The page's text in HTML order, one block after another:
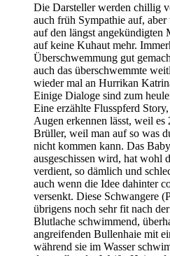
Die Darsteller werden chillig
auch früh Sympathie auf,
auf den längst angekündigten
auf keine Kuhaut mehr.
Überschwemmung gut
auch das überschwemmte
wieder mal an Hurrikan
Einige Dialoge sind zum
Eine erzählte Flusspferd
Augen erkennen lässt, weil
Brüller, weil man auf so was
nicht kommen kann. Das
ausgeschissen wird, hat wohl
verdient, so dämlich und
auch wenn die Idee dahinter
versenkt. Diese Schwangere
übrigens noch sehr fit nach
Blutlache schwimmend,
angreifenden Bullenhaie mit
während sie im Wasser